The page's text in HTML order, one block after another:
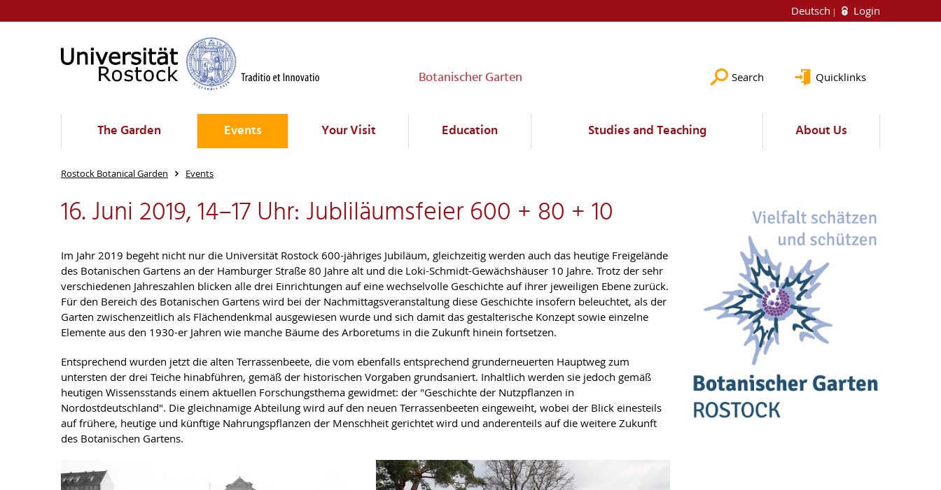
Deutsch Login
Botanischer Garten Search Quicklinks
The Garden Events Your Visit Education Studies and Teaching About Us
Rostock Botanical Garden Events
16. Juni 2019, 14–17 Uhr: Jubliläumsfeier 600 + 80 + 10
Im Jahr 2019 begeht nicht nur die Universität Rostock 600-jähriges Jubiläum, gleichzeitig werden auch das heutige Freigelände
des Botanischen Gartens an der Hamburger Straße 80 Jahre alt und die Loki-Schmidt-Gewächshäuser 10 Jahre. Trotz der sehr
verschiedenen Jahreszahlen blicken alle drei Einrichtungen auf eine wechselvolle Geschichte auf ihrer jeweiligen Ebene zurück.
Für den Bereich des Botanischen Gartens wird bei der Nachmittagsveranstaltung diese Geschichte insofern beleuchtet, als der
Garten zwischenzeitlich als Flächendenkmal ausgewiesen wurde und sich damit das gestalterische Konzept sowie einzelne
Elemente aus den 1930-er Jahren wie manche Bäume des Arboretums in die Zukunft hinein fortsetzen.
Entsprechend wurden jetzt die alten Terrassenbeete, die vom ebenfalls entsprechend grunderneuerten Hauptweg zum
untersten der drei Teiche hinabführen, gemäß der historischen Vorgaben grundsaniert. Inhaltlich werden sie jedoch gemäß
heutigen Wissensstands einem aktuellen Forschungsthema gewidmet: der "Geschichte der Nutzpflanzen in
Nordostdeutschland". Die gleichnamige Abteilung wird auf den neuen Terrassenbeeten eingeweiht, wobei der Blick einesteils
auf frühere, heutige und künftige Nahrungspflanzen der Menschheit gerichtet wird und anderenteils auf die weitere Zukunft
des Botanischen Gartens.